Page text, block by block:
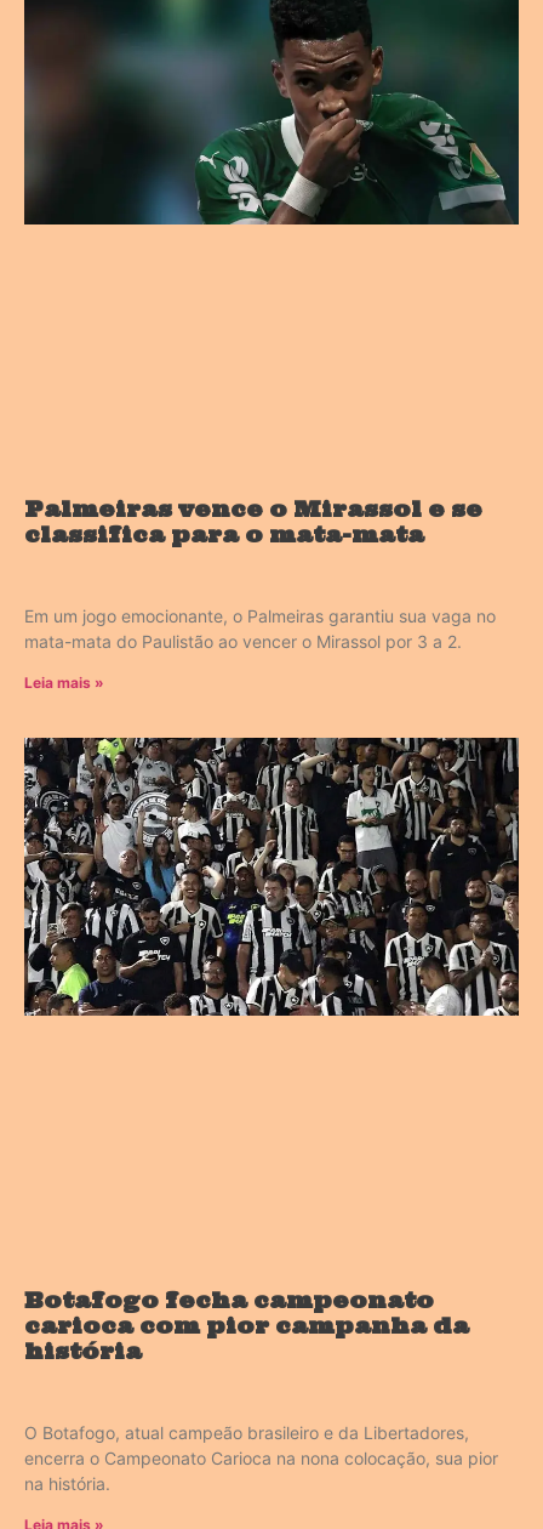
Palmeiras vence o Mirassol e se
classifica para o mata-mata
Em um jogo emocionante, o Palmeiras garantiu sua vaga no
mata-mata do Paulistão ao vencer o Mirassol por 3 a 2.
Leia mais »
Botafogo fecha campeonato
carioca com pior campanha da
história
O Botafogo, atual campeão brasileiro e da Libertadores,
encerra o Campeonato Carioca na nona colocação, sua pior
na história.
Leia mais »